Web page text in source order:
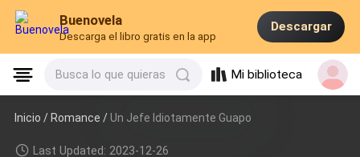
Buenovela
Descarga el libro gratis en la app
Descargar
Busca lo que quieras Mi biblioteca
Inicio /Romance / Un Jefe Idiotamente Guapo
Last Updated: 2023-12-26